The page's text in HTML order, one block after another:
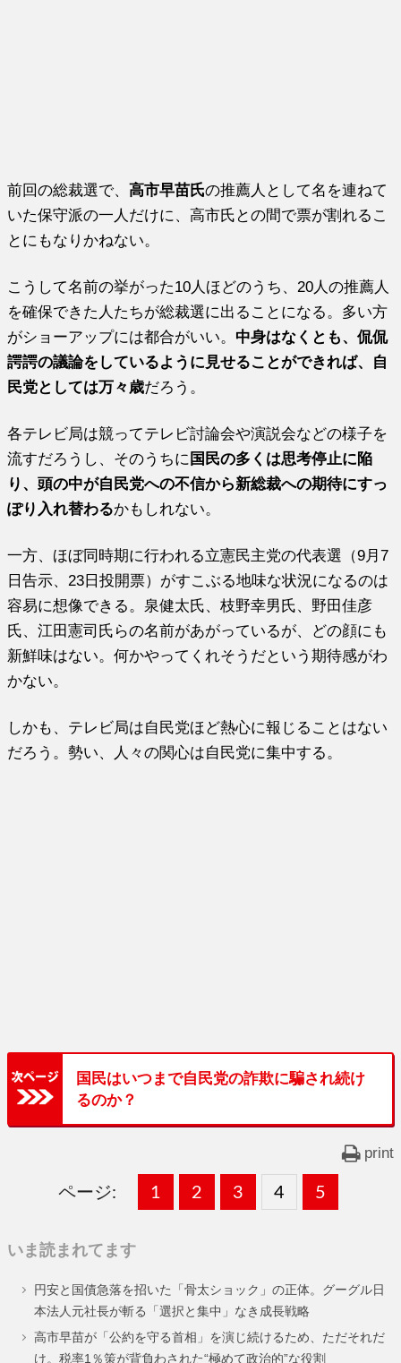
前回の総裁選で、 高市早苗氏の推薦人として名を連ねて
いた保守派の一人だけに、高市氏との間で票が割れるこ
とにもなりかねない。
こうして名前の挙がった10人ほどのうち、20人の推薦人
を確保できた人たちが総裁選に出ることになる。多い方
がショーアップには都合がいい。 中身はなくとも、侃侃
諤諤の議論をしているように見せることができれば、自
民党としては万々歳だろう。
各テレビ局は競ってテレビ討論会や演説会などの様子を
流すだろうし、そのうちに 国民の多くは思考停止に陥
り、頭の中が自民党への不信から新総裁への期待にすっ
ぽり入れ替わるかもしれない。
一方、ほぼ同時期に行われる立憲民主党の代表選（9月7
日告示、23日投開票）がすこぶる地味な状況になるのは
容易に想像できる。泉健太氏、枝野幸男氏、野田佳彦
氏、江田憲司氏らの名前があがっているが、どの顔にも
新鮮味はない。何かやってくれそうだという期待感がわ
かない。
しかも、テレビ局は自民党ほど熱心に報じることはない
だろう。勢い、人々の関心は自民党に集中する。
国民はいつまで自民党の詐欺に騙され続け
るのか？
print
ページ:
固
ー
ジ
1 ,
固
ー
ジ
2 ,
固
ー
ジ
3 ,
固
ー
ジ
4 ,
固
ー
ジ
5
いま読まれてます
円安と国債急落を招いた「骨太ショック」の正体。グーグル日
本法人元社長が斬る「選択と集中」なき成長戦略
高市早苗が「公約を守る首相」を演じ続けるため、ただそれだ
け。税率1％策が背負わされた“極めて政治的”な役割